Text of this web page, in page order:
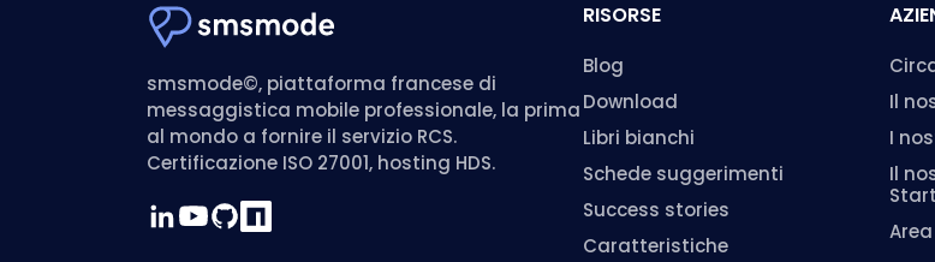
smsmode©, piattaforma francese di
messaggistica mobile professionale, la prima
al mondo a fornire il servizio RCS.
Certificazione ISO 27001, hosting HDS.
RISORSE
Blog
Download
Libri bianchi
Schede suggerimenti
Success stories
Caratteristiche
Il
I
Il